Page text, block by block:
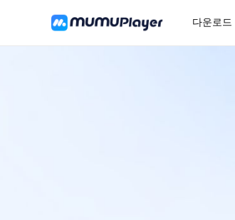
다운로드